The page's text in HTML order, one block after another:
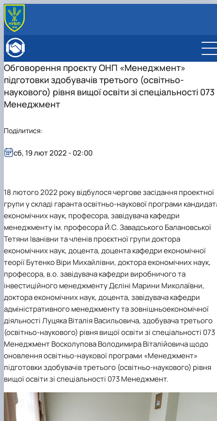
Адміністрація факультету
ОСВІТНЯ ДІЯЛЬНІСТЬ
Бакалаврат
Магістратура
Розклад
Підготовка аспірантів
Сенат студентської організації факультету
ВСТУПНИКУ
Загальна інформація
Бакалавр
Магістр
МІЖНАРОДНА ДІЯЛЬНІСТЬ
Міжнародні партнери
ВЧЕНА РАДА
РАДА РОБОТОДАВЦІВ
Обговорення проєкту ОНП «Менеджмент»
підготовки здобувачів третього (освітньо-
наукового) рівня вищої освіти зі спеціальності 073
Менеджмент
18 лютого 2022 року відбулося чергове засідання проектної
групи у складі гаранта освітньо-наукової програми
економічних наук, професора, завідувача кафедри
менеджменту ім. професора Й.С. Завадського Балановської
Тетяни Іванівни та членів проєктної групи доктора
економічних наук, доцента, доцента кафедри економічної
теорії Бутенко Віри Михайлівни, доктора економічних наук,
професора, в.о. завідувача кафедри виробничого та
інвестиційного менеджменту Дєліні Марини Миколаївни,
доктора економічних наук, доцента, завідувача кафедри
адміністративного менеджменту та зовнішньоекономічної
діяльності Луцяка Віталія Васильовича, здобувача третього
(освітньо-наукового) рівня вищої освіти зі спеціальності 073
Менеджмент Восколупова Володимира Віталійовича щодо
оновленняосвітньо-наукової програми «Менеджмент»
підготовки здобувачів третього (освітньо-наукового) рівня
вищої освіти зі спеціальності 073 Менеджмент.
сб, 19 лют 2022 - 02:00
Поділитися: